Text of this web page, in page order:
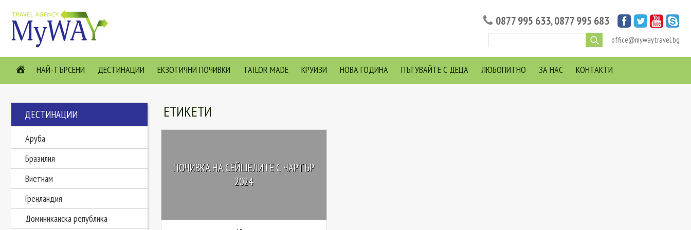
0877 995 633,0877 995 683
office@mywaytravel.bg
НАЙ-ТЪРСЕНИ ДЕСТИНАЦИИ ЕКЗОТИЧНИ ПОЧИВКИ TAILOR MADE КРУИЗИ НОВА ГОДИНА ПЪТУВАЙТЕ С ДЕЦА ЛЮБОПИТНО ЗА НАС КОНТАКТИ
ДЕСТИНАЦИИ
Аруба
Бразилия
Виетнам
Гренландия
Доминиканска република
ЕТИКЕТИ
ПОЧИВКА НА СЕЙШЕЛИТЕ С ЧАРТЪР
2024